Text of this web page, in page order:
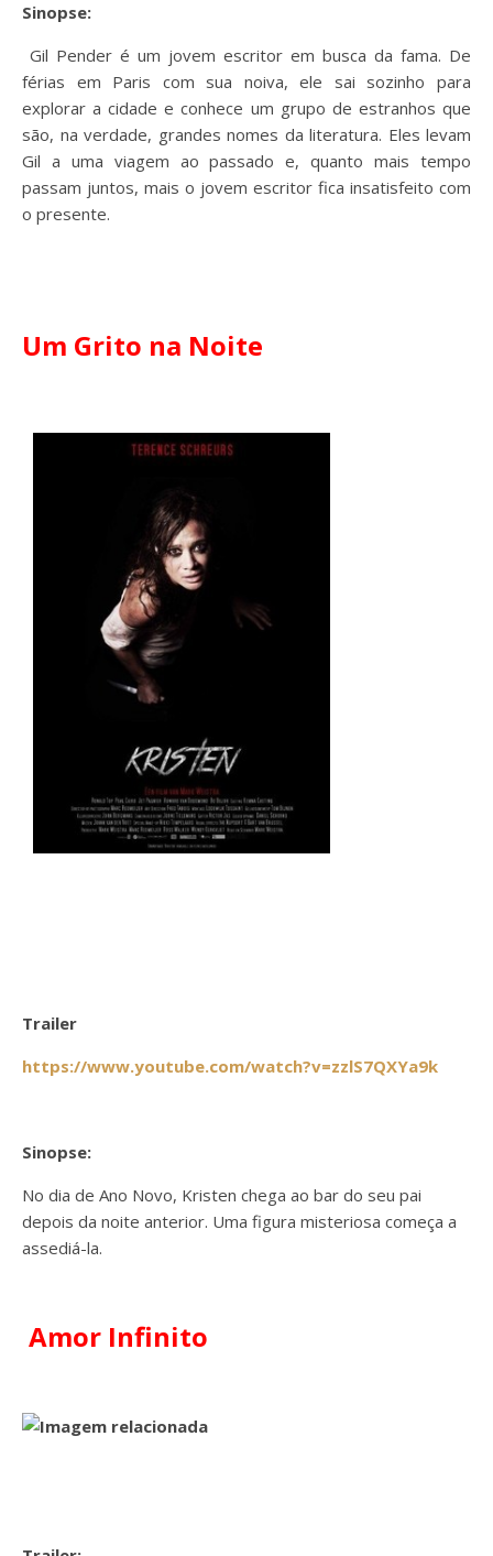
Sinopse:
Gil Pender é um jovem escritor em busca da fama. De
férias em Paris com sua noiva, ele sai sozinho para
explorar a cidade e conhece um grupo de estranhos que
são, na verdade, grandes nomes da literatura. Eles levam
Gil a uma viagem ao passado e, quanto mais tempo
passam juntos, mais o jovem escritor fica insatisfeito com
o presente.
Um Grito na Noite
Trailer
https://www.youtube.com/watch?v=zzlS7QXYa9k
Sinopse:
No dia de Ano Novo, Kristen chega ao bar do seu pai
depois da noite anterior. Uma figura misteriosa começa a
assediá-la.
Amor Infinito